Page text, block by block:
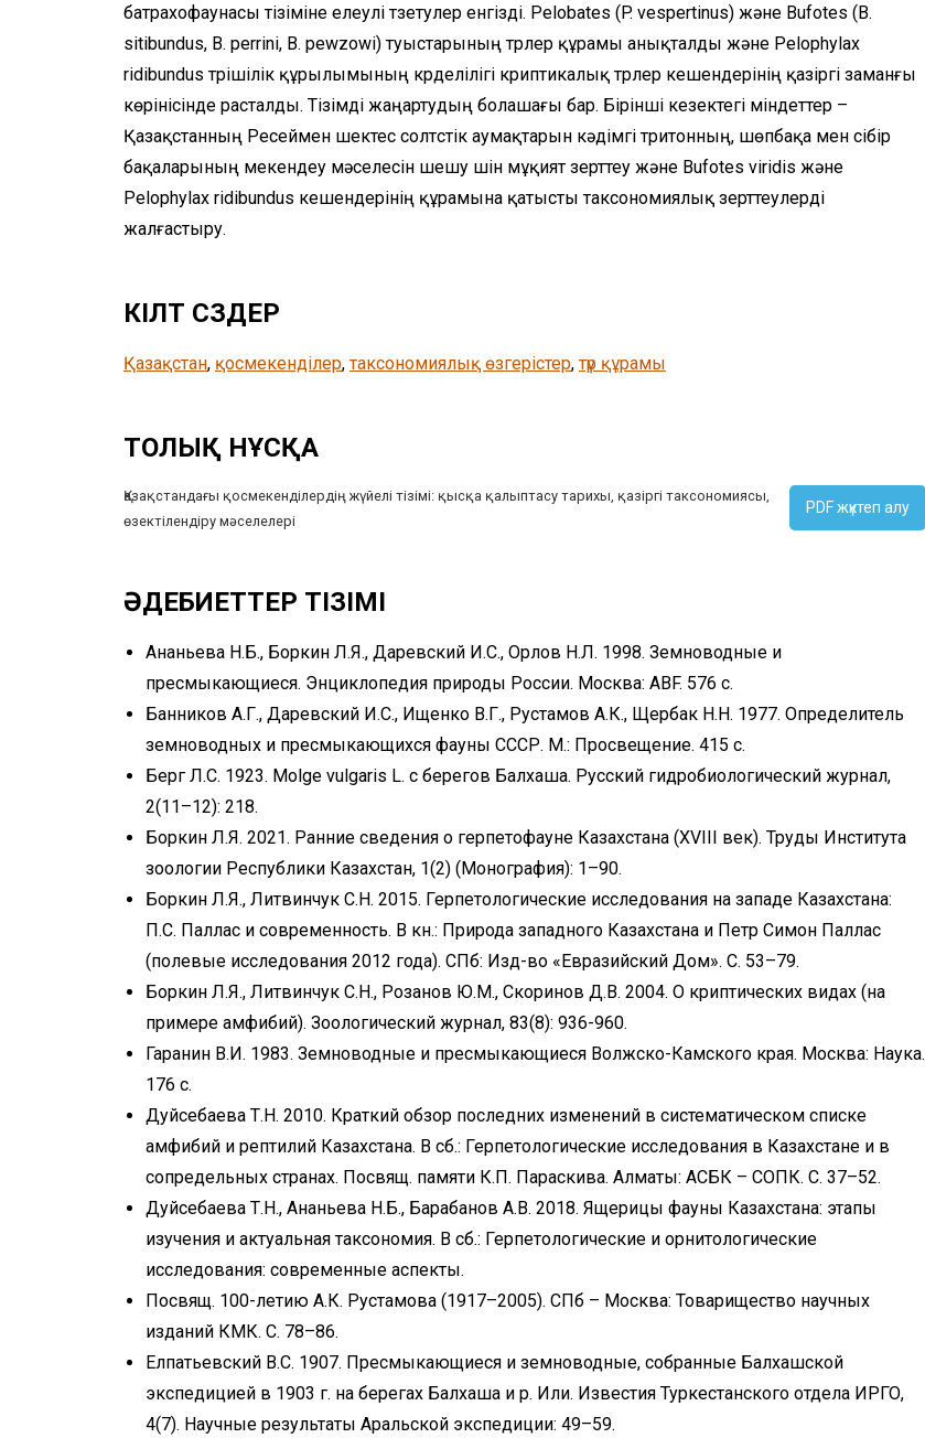
батрахофаунасы тізіміне елеулі түзетулер енгізді. Pelobates (P. vespertinus) және Bufotes (B.
sitibundus, B. perrini, B. pewzowi) туыстарының түрлер құрамы анықталды және Pelophylax
ridibundus түрішілік құрылымының күрделілігі криптикалық түрлер кешендерінің қазіргі заманғы
көрінісінде расталды. Тізімді жаңартудың болашағы бар. Бірінші кезектегі міндеттер –
Қазақстанның Ресеймен шектес солтүстік аумақтарын кәдімгі тритонның, шөпбақа мен сібір
бақаларының мекендеу мәселесін шешу үшін мұқият зерттеу және Bufotes viridis және
Pelophylax ridibundus кешендерінің құрамына қатысты таксономиялық зерттеулерді
жалғастыру.
КІЛТ СӨЗДЕР
Қазақстан, қосмекенділер, таксономиялық өзгерістер, түр құрамы
ТОЛЫҚ НҰСҚА
Қазақстандағы қосмекенділердің жүйелі тізімі: қысқа қалыптасу тарихы, қазіргі таксономиясы,
өзектілендіру мәселелері
PDF жүктеп алу
ӘДЕБИЕТТЕР ТІЗІМІ
Ананьева Н.Б., Боркин Л.Я., Даревский И.С., Орлов Н.Л. 1998. Земноводные и
пресмыкающиеся. Энциклопедия природы России. Москва: ABF. 576 с.
Банников А.Г., Даревский И.С., Ищенко В.Г., Рустамов А.К., Щербак Н.Н. 1977. Определитель
земноводных и пресмыкающихся фауны СССР. М.: Просвещение. 415 с.
Берг Л.С. 1923. Molge vulgaris L. c берегов Балхаша. Русский гидробиологический журнал,
2(11–12): 218.
Боркин Л.Я. 2021. Ранние сведения о герпетофауне Казахстана (XVIII век). Труды Института
зоологии Республики Казахстан, 1(2) (Монография): 1–90.
Боркин Л.Я., Литвинчук С.Н. 2015. Герпетологические исследования на западе Казахстана:
П.С. Паллас и современность. В кн.: Природа западного Казахстана и Петр Симон Паллас
(полевые исследования 2012 года). СПб: Изд-во «Евразийский Дом». С. 53–79.
Боркин Л.Я., Литвинчук С.Н., Розанов Ю.М., Скоринов Д.В. 2004. О криптических видах (на
примере амфибий). Зоологический журнал, 83(8): 936-960.
Гаранин В.И. 1983. Земноводные и пресмыкающиеся Волжско-Камского края. Москва: Наука.
176 с.
Дуйсебаева Т.Н. 2010. Краткий обзор последних изменений в систематическом списке
амфибий и рептилий Казахстана. В сб.: Герпетологические исследования в Казахстане и в
сопредельных странах. Посвящ. памяти К.П. Параскива. Алматы: АСБК – СОПК. С. 37–52.
Дуйсебаева Т.Н., Ананьева Н.Б., Барабанов А.В. 2018. Ящерицы фауны Казахстана: этапы
изучения и актуальная таксономия. В сб.: Герпетологические и орнитологические
исследования: современные аспекты.
Посвящ. 100-летию А.К. Рустамова (1917–2005). СПб – Москва: Товарищество научных
изданий КМК. С. 78–86.
Елпатьевский В.С. 1907. Пресмыкающиеся и земноводные, собранные Балхашской
экспедицией в 1903 г. на берегах Балхаша и р. Или. Известия Туркестанского отдела ИРГО,
4(7). Научные результаты Аральской экспедиции: 49–59.